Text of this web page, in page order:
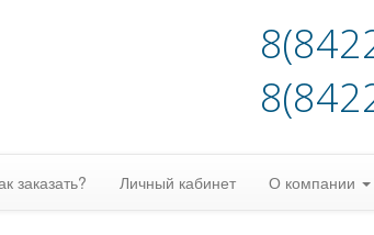
заказать? Личный кабинет О компании